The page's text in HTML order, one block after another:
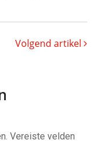
Volgend artikel
Vereiste velden